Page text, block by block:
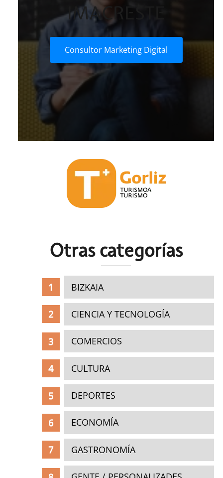
IMACRESTE
Consultor Marketing Digital
Otras categorías
BIZKAIA
CIENCIA Y TECNOLOGÍA
COMERCIOS
CULTURA
DEPORTES
ECONOMÍA
GASTRONOMÍA